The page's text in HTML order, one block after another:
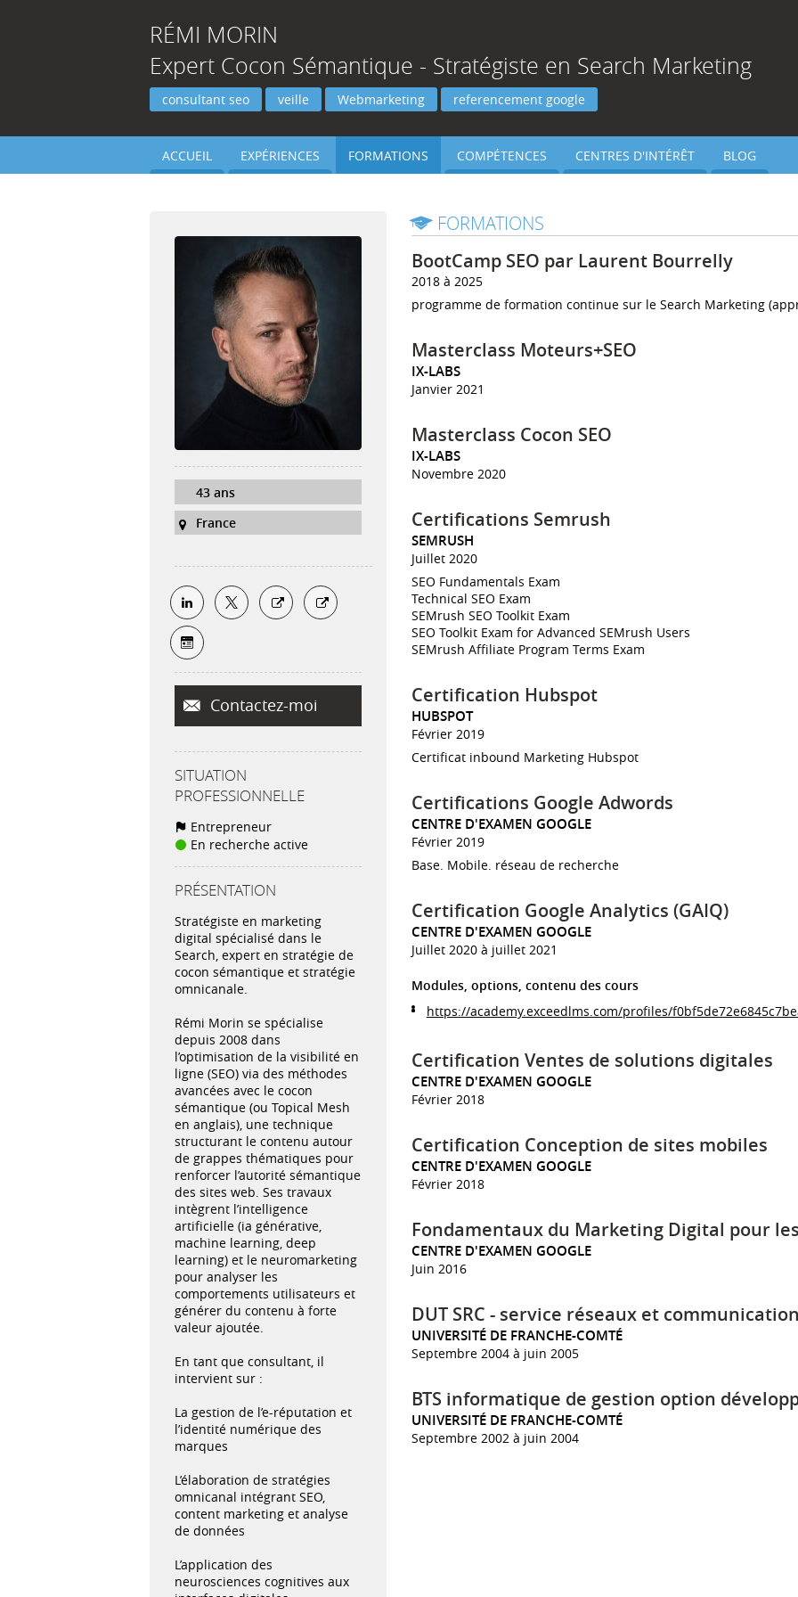
RÉMI MORIN
Expert Cocon Sémantique - Stratégiste en Search Marketing
consultant seo veille Webmarketing referencement google
ACCUEIL EXPÉRIENCES FORMATIONS COMPÉTENCES CENTRES D'INTÉRÊT BLOG
43 ans
France
Contactez-moi
SITUATION
PROFESSIONNELLE
Entrepreneur
En recherche active
PRÉSENTATION
Stratégiste en marketing
digital spécialisé dans le
Search, expert en stratégie de
cocon sémantique et stratégie
omnicanale.
Rémi Morin se spécialise
depuis 2008 dans
l’optimisation de la visibilité en
ligne (SEO) via des méthodes
avancées avec le cocon
sémantique (ou Topical Mesh
en anglais), une technique
structurant le contenu autour
de grappes thématiques pour
renforcer l’autorité sémantique
des sites web. Ses travaux
intègrent l’intelligence
artificielle (ia générative,
machine learning, deep
learning) et le neuromarketing
pour analyser les
comportements utilisateurs et
générer du contenu à forte
valeur ajoutée.
En tant que consultant, il
intervient sur :
La gestion de l’e-réputation et
l’identité numérique des
marques
L’élaboration de stratégies
omnicanal intégrant SEO,
content marketing et analyse
de données
L’application des
neurosciences cognitives aux
FORMATIONS
BootCamp SEO par Laurent Bourrelly
2018 à 2025
programme de formation continue sur le Search Marketing
Masterclass Moteurs+SEO
IX-LABS
Janvier 2021
Masterclass Cocon SEO
IX-LABS
Novembre 2020
Certifications Semrush
SEMRUSH
Juillet 2020
SEO Fundamentals Exam
Technical SEO Exam
SEMrush SEO Toolkit Exam
SEO Toolkit Exam for Advanced SEMrush Users
SEMrush Affiliate Program Terms Exam
Certification Hubspot
HUBSPOT
Février 2019
Certificat inbound Marketing Hubspot
Certifications Google Adwords
CENTRE D'EXAMEN GOOGLE
Février 2019
Base. Mobile. réseau de recherche
Certification Google Analytics (GAIQ)
CENTRE D'EXAMEN GOOGLE
Juillet 2020 à juillet 2021
Modules, options, contenu des cours
https://academy.exceedlms.com/profiles/
Certification Ventes de solutions digitales
CENTRE D'EXAMEN GOOGLE
Février 2018
Certification Conception de sites mobiles
CENTRE D'EXAMEN GOOGLE
Février 2018
Fondamentaux du Marketing Digital pour
CENTRE D'EXAMEN GOOGLE
Juin 2016
DUT SRC - service réseaux et
UNIVERSITÉ DE FRANCHE-COMTÉ
Septembre 2004 à juin 2005
BTS informatique de gestion option
UNIVERSITÉ DE FRANCHE-COMTÉ
Septembre 2002 à juin 2004